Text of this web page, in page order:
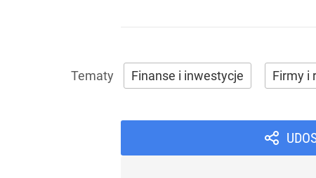
Finanse i inwestycje Firmy i